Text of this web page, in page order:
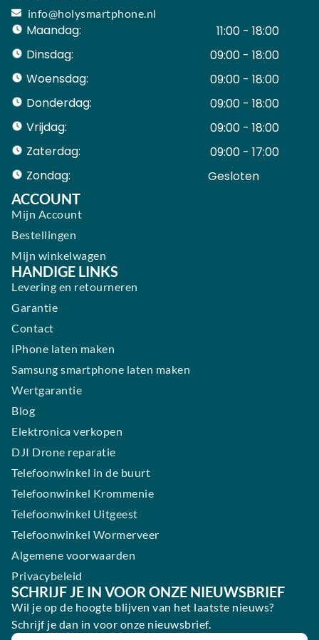
info@holysmartphone.nl
Maandag:
11:00 - 18:00
Dinsdag:
09:00 - 18:00
Woensdag:
09:00 - 18:00
Donderdag:
09:00 - 18:00
Vrijdag:
09:00 - 18:00
Zaterdag:
09:00 - 17:00
Zondag:
Gesloten ​ ​ ​ ​ ​ ​ ​
ACCOUNT
Mijn Account
Bestellingen
Mijn winkelwagen
HANDIGE LINKS
Levering en retourneren
Garantie
Contact
iPhone laten maken
Samsung smartphone laten maken
Wertgarantie
Blog
Elektronica verkopen
DJI Drone reparatie
Telefoonwinkel in de buurt
Telefoonwinkel Krommenie
Telefoonwinkel Uitgeest
Telefoonwinkel Wormerveer
Algemene voorwaarden
Privacybeleid
SCHRIJF JE IN VOOR ONZE NIEUWSBRIEF
Wil je op de hoogte blijven van het laatste nieuws?
Schrijf je dan in voor onze nieuwsbrief.